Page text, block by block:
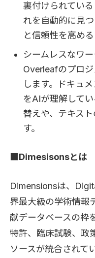
裏付けられてい
れを自動的に見
と信頼性を高める
シームレスなワ
Overleafのプロ
します。ドキュ
をAIが理解して
替えや、テキス
す。
■Dimesisonsとは
Dimensionsは、
界最大級の学術情報
献データベースの枠
特許、臨床試験、政
ソースが統合されて